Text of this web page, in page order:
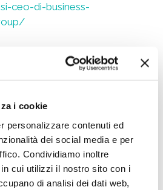
i cookie
personalizzare contenuti ed
dei social media e per
Condividiamo inoltre
cui utilizzi il nostro sito con i
di analisi dei dati web,
ceo-di-business-
il-premio-assirm-impegno-
gianni-